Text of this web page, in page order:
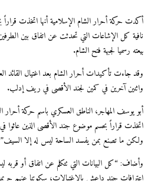
أكدت حركة أحرار الشام الإسلامية أنها اتخذت
نافية كل الإشاعات التي تحدثت عن اتفاق بين
بيعته رسميا لجبهة فتح الشام.
وقد جاءت تأكيدات أحرار الشام بعد اغتيال القائد
واثنين آخرين في كمين لجند الأقصى في ريف إدلب.
أبو يوسف المهاجر، الناطق العسكري باسم حركة أحرار
اتخذت قراراً بحسم موضوع جند الأقصى الذين عاثوا
ولكن ما تصنع بمن يفسد الساحة ليس له إلا السيف”.
وأضاف: “كل البيانات التي تتكلم عن اتفاق أو قربه